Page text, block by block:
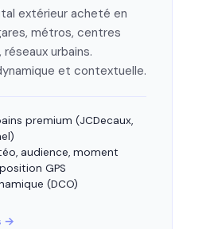
extérieur acheté en
métros, centres
urbains.
et contextuelle.
premium (JCDecaux,
audience, moment
GPS
(DCO)
→